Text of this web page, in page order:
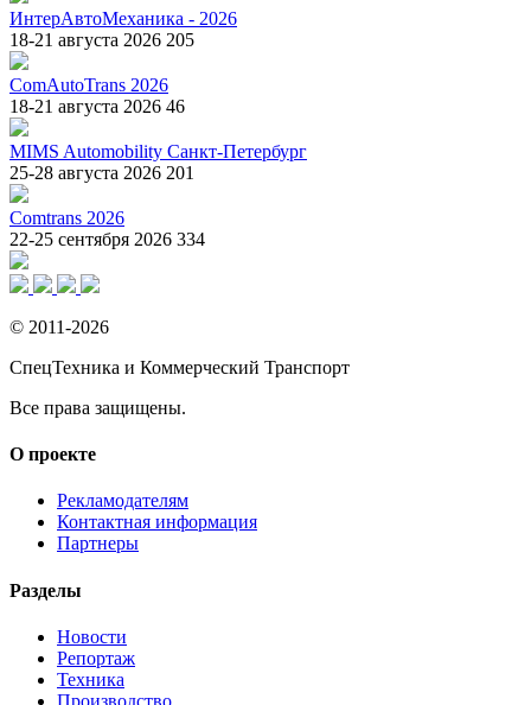
ИнтерАвтоМеханика - 2026
18-21 августа 2026 205
ComAutoTrans 2026
18-21 августа 2026 46
MIMS Automobility Санкт-Петербург
25-28 августа 2026 201
Comtrans 2026
22-25 сентября 2026 334
© 2011-2026
СпецТехника и Коммерческий Транспорт
Все права защищены.
О проекте
Рекламодателям
Контактная информация
Партнеры
Разделы
Новости
Репортаж
Техника
Производство